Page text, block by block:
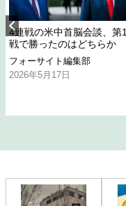
4連戦の米中首脳会談、第1
戦で勝ったのはどちらか
フォーサイト編集部
2026年5月17日